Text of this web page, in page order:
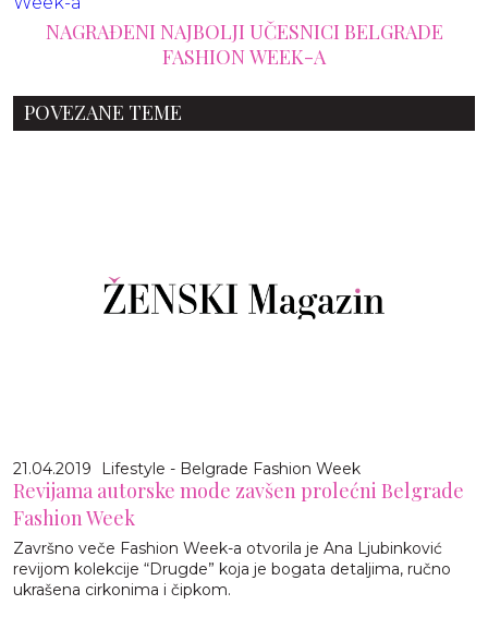
NAGRAĐENI NAJBOLJI UČESNICI BELGRADE
FASHION WEEK-A
POVEZANE TEME
21.04.2019 Lifestyle - Belgrade Fashion Week
Revijama autorske mode zavšen prolećni Belgrade
Fashion Week
Završno veče Fashion Week-a otvorila je Ana Ljubinković
revijom kolekcije “Drugde” koja je bogata detaljima, ručno
ukrašena cirkonima i čipkom.